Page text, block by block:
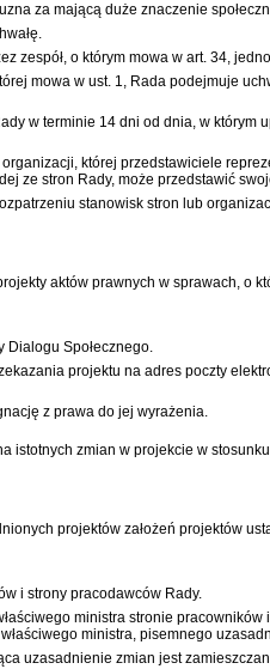
za mającą duże znaczenie
zespół, o którym mowa w art. 34,
mowa w ust. 1, Rada podejmuje
w terminie 14 dni od dnia, w którym
której przedstawiciele
ze stron Rady, może przedstawić
stanowisk stron lub
aktów prawnych w sprawach, o
Dialogu Społecznego.
projektu na adres poczty
z prawa do jej wyrażenia.
zmian w projekcie w
projektów założeń projektów
i strony pracodawców Rady.
ministra stronie
ministra, pisemnego
uzasadnienie zmian jest